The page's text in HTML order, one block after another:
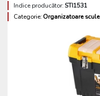
Indice producător:STI1531
Categorie: Organizatoare scule